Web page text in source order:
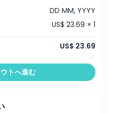
DD MM, YYYY
US$ 23.69 × 1
US$ 23.69
トへ進む